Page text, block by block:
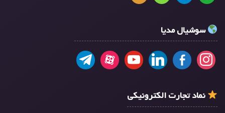
سوشیال مدیا
نماد تجارت الکترونیکی